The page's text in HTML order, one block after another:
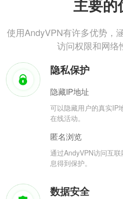
主要的
使用AndyVPN有许多优势，
访问权限和网络
隐私保护
隐藏IP地址
可以隐藏用户的真实IP
在线活动。
匿名浏览
通过AndyVPN访问互
息得到保护。
数据安全